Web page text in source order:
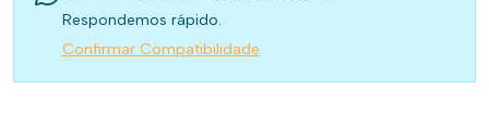
Respondemos rápido.
Confirmar Compatibilidade